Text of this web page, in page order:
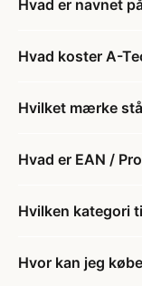
Hvad er navnet
Hvad koster A-
Hvilket mærke
Hvad er EAN /
Hvilken kategori
Hvor kan jeg